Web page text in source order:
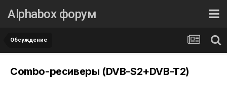
Alphabox форум
Обсуждение
Combo-ресиверы (DVB-S2+DVB-T2)